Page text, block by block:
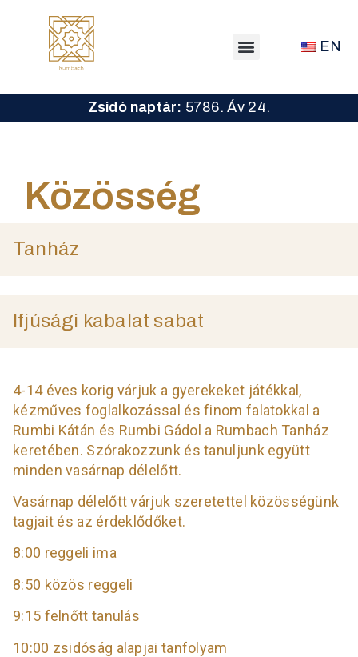
EN
Zsidó naptár: 5786. Áv 24.
Közösség
Tanház
Ifjúsági kabalat sabat
4-14 éves korig várjuk a gyerekeket játékkal,
kézműves foglalkozással és finom falatokkal a
Rumbi Kátán és Rumbi Gádol a Rumbach Tanház
keretében. Szórakozzunk és tanuljunk együtt
minden vasárnap délelőtt.
Vasárnap délelőtt várjuk szeretettel közösségünk
tagjait és az érdeklődőket.
8:00 reggeli ima
8:50 közös reggeli
9:15 felnőtt tanulás
10:00 zsidóság alapjai tanfolyam